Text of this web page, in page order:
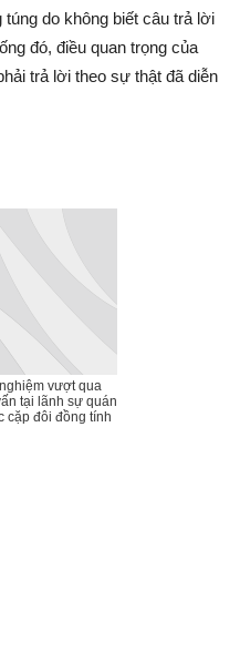
do không biết câu trả lời
đó, điều quan trọng của
trả lời theo sự thật đã diễn
vượt qua
tại lãnh sự quán
cặp đôi đồng tính